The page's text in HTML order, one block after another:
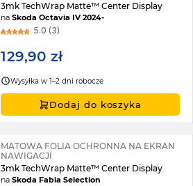
3mk TechWrap Matte™ Center Display
naSkoda Octavia IV 2024-
5.0 (3)
129,90 zł
Wysyłka w 1–2 dni robocze
Dodaj do koszyka
MATOWA FOLIA OCHRONNA NA EKRAN
NAWIGACJI
3mk TechWrap Matte™ Center Display
naSkoda Fabia Selection